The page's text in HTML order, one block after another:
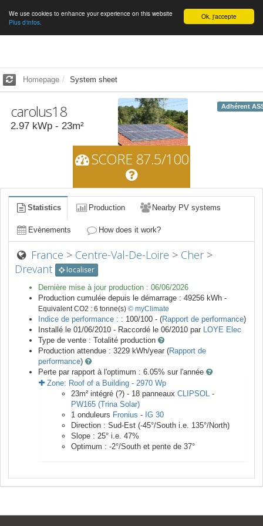
English Ok, j'accepte
We use cookies to enhance your experience on this website
Plus d'infos.
Homepage System sheet
carolus18
2.97 kWp - 23m²
Adhérent
SCORE 87.5/100
Statistics Production Nearby PV systems
Evènements How does it work?
France > Centre-Val-De-Loire > Cher>
Drevant
localiser
Dernière mise à jour production : 06/06/2026
Production cumulée depuis le démarrage : 49256 kWh -
Equivalent CO2 : 6 tonne(s) © myClimate
Indice de performance : : 100/100 - (Rapport de performance)
Installé le 01/06/2010 - Raccordé le 06/2010 par LOYE Elec
Type de vente : Totalité production
Production attendue : 3229 kWh/year (Rapport de
performance)
Perte par rapport à l'optimum : 6.05% sur l'année
Zone: Roof of a Building - 2970 Wp
23m² intégré (?) - 18 panneaux CLIPSOL -
PW165 (Trina Solar)
1 onduleurs Fronius - IG 30
Direction : Sud-Est (-45°/South i.e. 135°/North)
Slope : 25° i.e. 47%
Optimum : -2°/South et pente de 37°